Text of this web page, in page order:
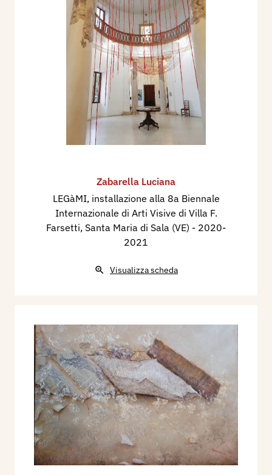
Zabarella Luciana
LEGàMI, installazione alla 8a Biennale
Internazionale di Arti Visive di Villa F.
Farsetti, Santa Maria di Sala (VE) - 2020-
2021
Visualizza scheda